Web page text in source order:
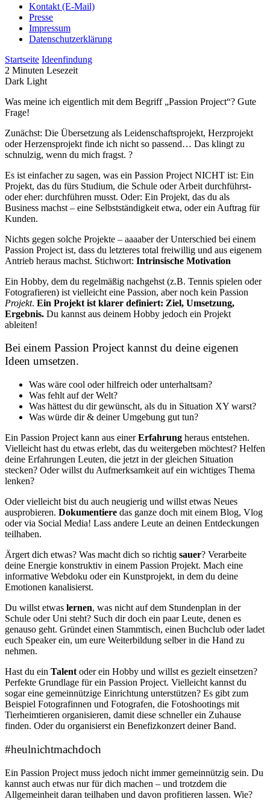
Kontakt (E-Mail)
Presse
Impressum
Datenschutzerklärung
Startseite Ideenfindung
2 Minuten Lesezeit
Dark Light
Was meine ich eigentlich mit dem Begriff „Passion Project“? Gute
Frage!
Zunächst: Die Übersetzung als Leidenschaftsprojekt, Herzprojekt
oder Herzensprojekt finde ich nicht so passend… Das klingt zu
schnulzig, wenn du mich fragst. ?
Es ist einfacher zu sagen, was ein Passion Project NICHT ist: Ein
Projekt, das du fürs Studium, die Schule oder Arbeit durchführst-
oder eher: durchführen musst. Oder: Ein Projekt, das du als
Business machst – eine Selbstständigkeit etwa, oder ein Auftrag für
Kunden.
Nichts gegen solche Projekte – aaaaber der Unterschied bei einem
Passion Project ist, dass du letzteres total freiwillig und aus eigenem
Antrieb heraus machst. Stichwort: Intrinsische Motivation
Ein Hobby, dem du regelmäßig nachgehst (z.B. Tennis spielen oder
Fotografieren) ist vielleicht eine Passion, aber noch kein Passion
Projekt. Ein Projekt ist klarer definiert: Ziel, Umsetzung,
Ergebnis. Du kannst aus deinem Hobby jedoch ein Projekt
ableiten!
Bei einem Passion Project kannst du deine eigenen
Ideen umsetzen.
Was wäre cool oder hilfreich oder unterhaltsam?
Was fehlt auf der Welt?
Was hättest du dir gewünscht, als du in Situation XY warst?
Was würde dir & deiner Umgebung gut tun?
Ein Passion Project kann aus einerErfahrung heraus entstehen.
Vielleicht hast du etwas erlebt, das du weitergeben möchtest? Helfen
deine Erfahrungen Leuten, die jetzt in der gleichen Situation
stecken? Oder willst du Aufmerksamkeit auf ein wichtiges Thema
lenken?
Oder vielleicht bist du auch neugierig und willst etwas Neues
ausprobieren. Dokumentiere das ganze doch mit einem Blog, Vlog
oder via Social Media! Lass andere Leute an deinen Entdeckungen
teilhaben.
Ärgert dich etwas? Was macht dich so richtig sauer? Verarbeite
deine Energie konstruktiv in einem Passion Projekt. Mach eine
informative Webdoku oder ein Kunstprojekt, in dem du deine
Emotionen kanalisierst.
Du willst etwas lernen, was nicht auf dem Stundenplan in der
Schule oder Uni steht? Such dir doch ein paar Leute, denen es
genauso geht. Gründet einen Stammtisch, einen Buchclub oder ladet
euch Speaker ein, um eure Weiterbildung selber in die Hand zu
nehmen.
Hast du ein Talent oder ein Hobby und willst es gezielt einsetzen?
Perfekte Grundlage für ein Passion Project. Vielleicht kannst du
sogar eine gemeinnützige Einrichtung unterstützen? Es gibt zum
Beispiel Fotografinnen und Fotografen, die Fotoshootings mit
Tierheimtieren organisieren, damit diese schneller ein Zuhause
finden. Oder du organisierst ein Benefizkonzert deiner Band.
#heulnichtmachdoch
Ein Passion Project muss jedoch nicht immer gemeinnützig sein. Du
kannst auch etwas nur für dich machen – und trotzdem die
Allgemeinheit daran teilhaben und davon profitieren lassen. Wie?